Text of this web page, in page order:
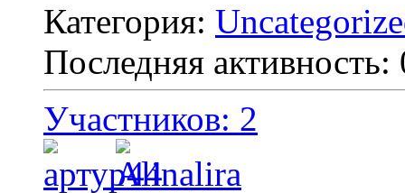
Категория:
Последняя
Участников: 2